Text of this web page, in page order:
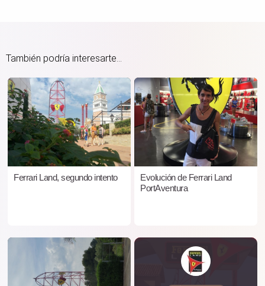
También podría interesarte...
Ferrari Land, segundo intento
Evolución de Ferrari Land
PortAventura